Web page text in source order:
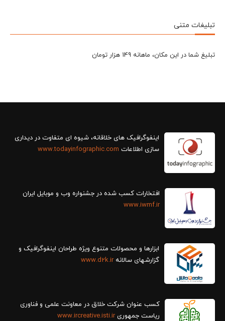
تبلیغات متنی
تبلیغ شما در این مکان، ماهانه 149 هزار تومان
سازی اطلاعات www.todayinfographic.com
افتخارات کسب شده در جشنواره وب و موبایل ایران
www.iwmf.ir
ابزارها و محصولات متنوع ویژه طراحان اینفوگرافیک و
گزارش‎های سالانه
www.d2k.ir
کسب عنوان شرکت خلاق در معاونت علمی و فناوری
ریاست جمهوریwww.ircreative.isti.ir